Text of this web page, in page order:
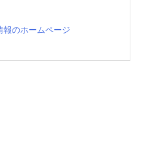
報のホームページ